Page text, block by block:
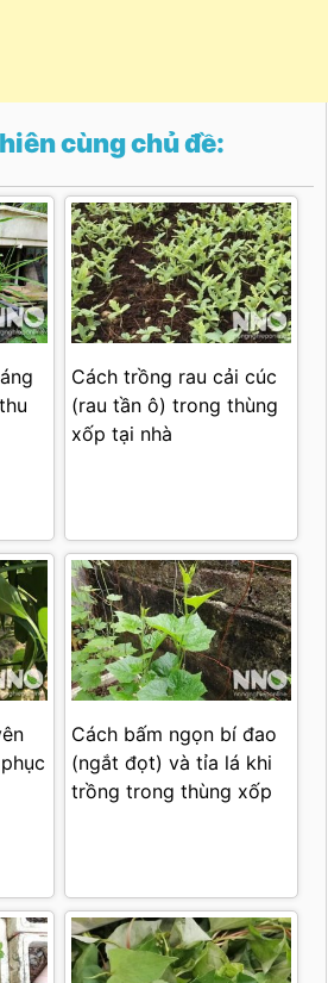
cùng chủ đề:
Cách trồng rau cải cúc
(rau tần ô) trong thùng
xốp tại nhà
Cách bấm ngọn bí đao
(ngắt đọt) và tỉa lá khi
trồng trong thùng xốp